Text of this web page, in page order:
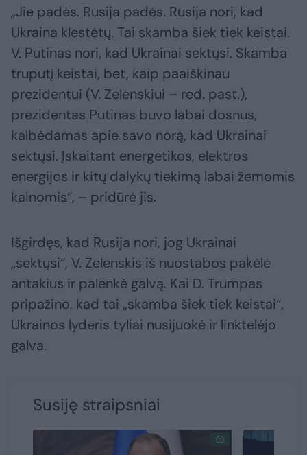
„Jie padės. Rusija padės. Rusija nori, kad
Ukraina klestėtų. Tai skamba šiek tiek keistai.
V. Putinas nori, kad Ukrainai sektųsi. Skamba
truputį keistai, bet, kaip paaiškinau
prezidentui (V. Zelenskiui – red. past.),
prezidentas Putinas buvo labai dosnus,
kalbėdamas apie savo norą, kad Ukrainai
sektųsi. Įskaitant energetikos, elektros
energijos ir kitų dalykų tiekimą labai žemomis
kainomis“, – pridūrė jis.
Išgirdęs, kad Rusija nori, jog Ukrainai
„sektųsi“, V. Zelenskis iš nuostabos pakėlė
antakius ir palenkė galvą. Kai D. Trumpas
pripažino, kad tai „skamba šiek tiek keistai“,
Ukrainos lyderis tyliai nusijuokė ir linktelėjo
galva.
Susiję straipsniai